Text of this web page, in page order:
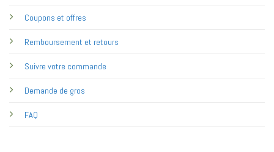
Coupons et offres
Remboursement et retours
Suivre votre commande
Demande de gros
FAQ